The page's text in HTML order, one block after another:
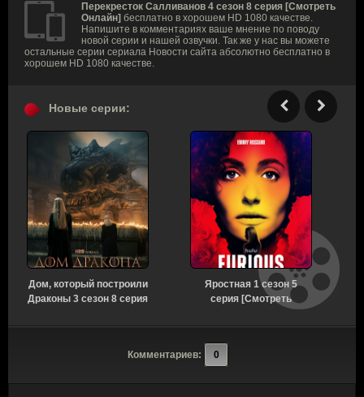
Перекресток Салливанов 4 сезон 8 серия [Смотреть
Онлайн] бесплатно в хорошем HD 1080 качестве.
Напишите в комментариях ваше мнение по поводу
новой серии и нашей озвучки. Так же у нас вы можете
остальные серии сериала Новости сайта абсолютно бесплатно в
хорошем HD 1080 качестве.
Новые серии:
Дом, который построили
Драконы 3 сезон 8 серия
Яростная 1 сезон 5
серия [Смотреть
Комментариев: 0